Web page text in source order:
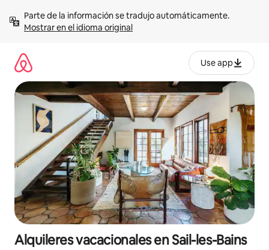
contenidoMostrar en el idioma original
Use app
Alquileres vacacionales en Sail-les-Bains